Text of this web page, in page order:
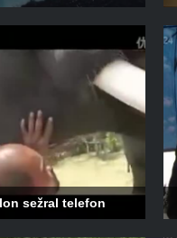
sežral telefon